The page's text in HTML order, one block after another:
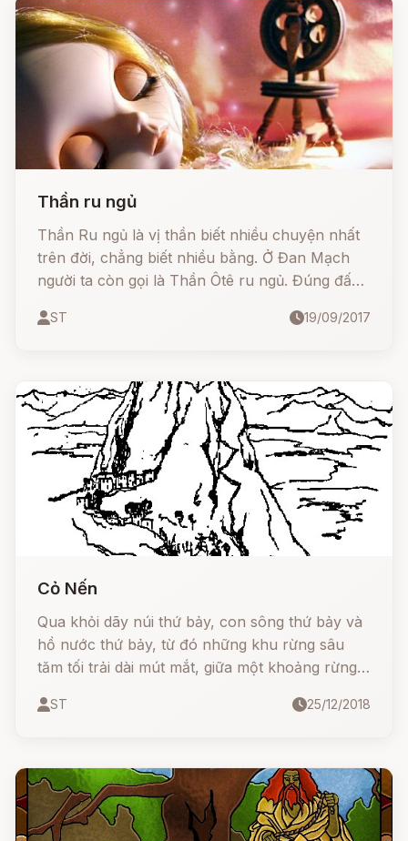
Thần ru ngủ
Thần Ru ngủ là vị thần biết nhiều chuyện nhất
trên đời, chẳng biết nhiều bằng. Ở Đan Mạch
người ta còn gọi là Thần Ôtê ru ngủ. Đúng đấy
ST 19/09/2017
Cỏ Nến
Qua khỏi dãy núi thứ bảy, con sông thứ bảy và
hồ nước thứ bảy, từ đó những khu rừng sâu
tăm tối trải dài mút mắt, giữa một khoảng rừng
gái trong một túp lều tranh.
ST 25/12/2018